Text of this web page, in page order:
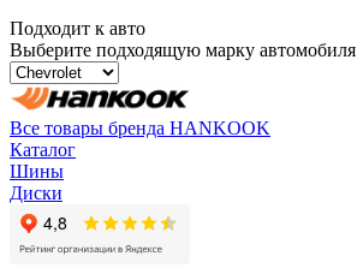
Подходит к авто
Выберите подходящую марку автомобиля
Все товары бренда HANKOOK
Каталог
Шины
Диски